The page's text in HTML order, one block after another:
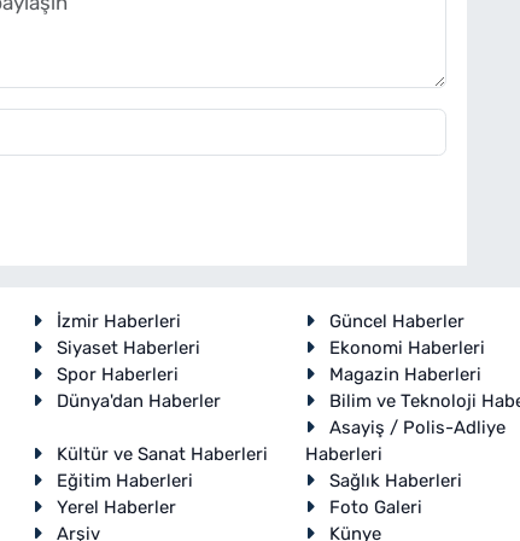
İzmir Haberleri
Güncel Haberler
Siyaset Haberleri
Ekonomi Haberleri
Spor Haberleri
Magazin Haberleri
Dünya'dan Haberler
Bilim ve Teknoloji
Kültür ve Sanat Haberleri
Asayiş / Polis-Adliye
Haberleri
Eğitim Haberleri
Sağlık Haberleri
Yerel Haberler
Foto Galeri
Arşiv
Künye